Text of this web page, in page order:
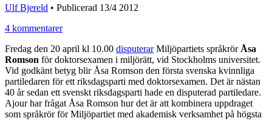
Ulf Bjereld • Publicerad 13/4 2012
4 kommentarer
Fredag den 20 april kl 10.00 disputerarMiljöpartiets språkrör Åsa
Romson för doktorsexamen i miljörätt, vid Stockholms universitet.
Vid godkänt betyg blir Åsa Romson den första svenska kvinnliga
partiledaren för ett riksdagsparti med doktorsexamen. Det är nästan
40 år sedan ett svenskt riksdagsparti hade en disputerad partiledare.
Ajour har frågat Åsa Romson hur det är att kombinera uppdraget
som språkrör för Miljöpartiet med akademisk verksamhet på högsta